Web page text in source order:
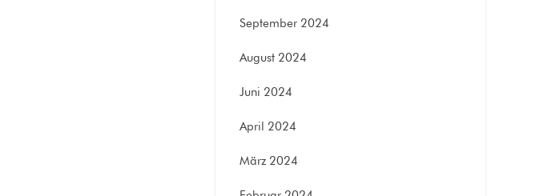
September 2024
August 2024
Juni 2024
April 2024
März 2024